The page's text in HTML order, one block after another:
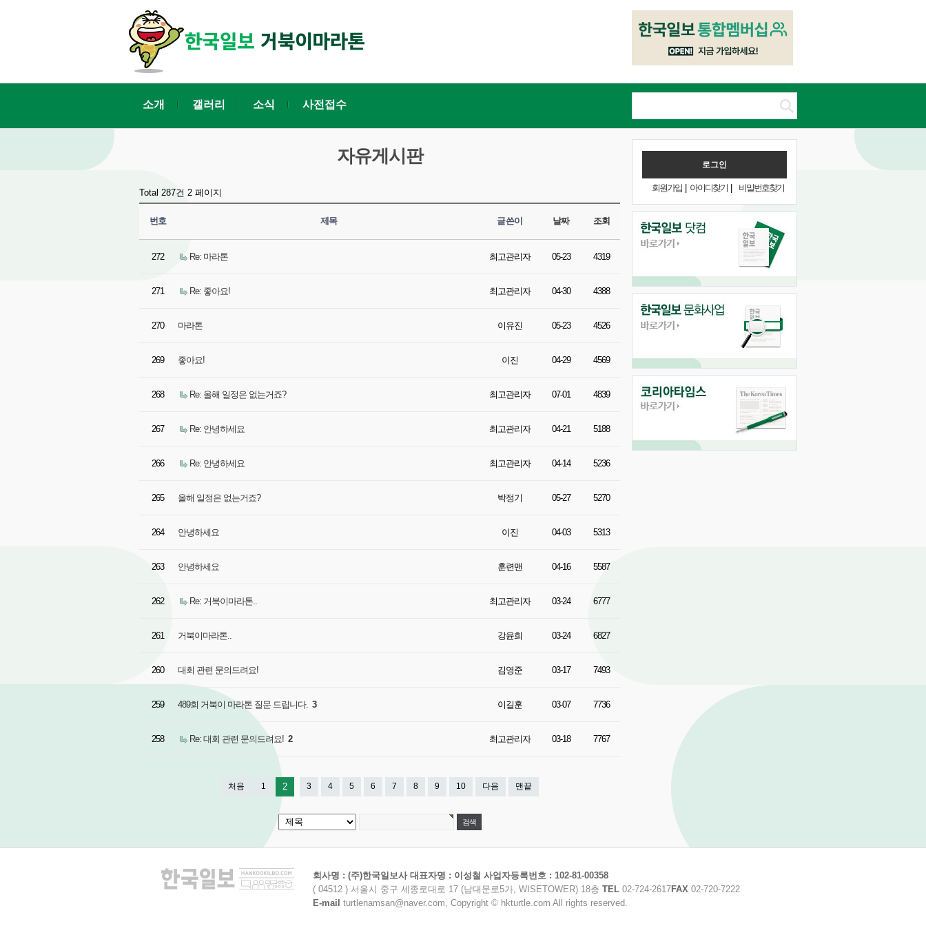
소개 갤러리 소식 사전접수
회원가입| 아이디찾기 비밀번호찾기
자유게시판
Total 287건 2 페이지
번호 제목 글쓴이 날짜 조회
272 Re: 마라톤 최고관리자 05-23 4319
271 Re: 좋아요! 최고관리자 04-30 4388
270 마라톤 이유진 05-23 4526
269 좋아요! 이진 04-29 4569
268 Re: 올해 일정은 없는거죠? 최고관리자 07-01 4839
267 Re: 안녕하세요 최고관리자 04-21 5188
266 Re: 안녕하세요 최고관리자 04-14 5236
265 올해 일정은 없는거죠? 박정기 05-27 5270
264 안녕하세요 이진 04-03 5313
263 안녕하세요 훈련맨 04-16 5587
262 Re: 거북이마라톤.. 최고관리자 03-24 6777
261 거북이마라톤.. 강윤희 03-24 6827
260 대회 관련 문의드려요! 김영준 03-17 7493
259 489회 거북이 마라톤 질문 드립니다. 3 이길훈 03-07 7736
258 Re: 대회 관련 문의드려요! 2 최고관리자 03-18 7767
처음 1 2 3 4 5 6 7 8 9 10 다음 맨끝
회사명 : (주)한국일보사 대표자명 : 이성철 사업자등록번호 : 102-81-00358
( 04512 ) 서울시 중구 세종로대로 17 (남대문로5가, WISETOWER) 18층 TEL 02-724-2617FAX 02-720-7222
E-mail turtlenamsan@naver.com, Copyright © hkturtle.com All rights reserved.